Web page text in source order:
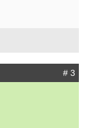
# 3